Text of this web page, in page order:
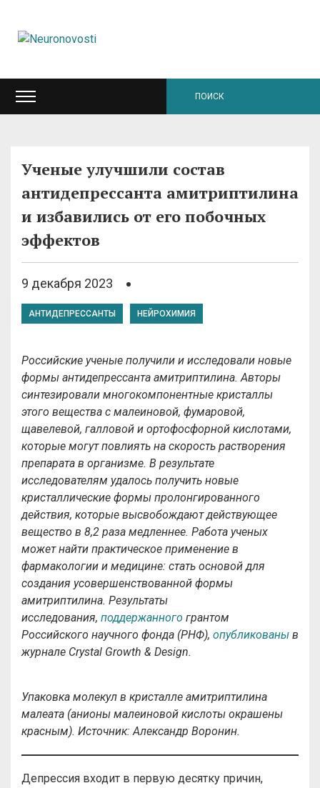
Ученые улучшили состав
антидепрессанта амитриптилина
и избавились от его побочных
эффектов
9 декабря 2023
АНТИДЕПРЕССАНТЫ НЕЙРОХИМИЯ
Российские ученые получили и исследовали новые
формы антидепрессанта амитриптилина. Авторы
синтезировали многокомпонентные кристаллы
этого вещества с малеиновой, фумаровой,
щавелевой, галловой и ортофосфорной кислотами,
которые могут повлиять на скорость растворения
препарата в организме. В результате
исследователям удалось получить новые
кристаллические формы пролонгированного
действия, которые высвобождают действующее
вещество в 8,2 раза медленнее. Работа ученых
может найти практическое применение в
фармакологии и медицине: стать основой для
создания усовершенствованной формы
амитриптилина. Результаты
исследования, поддержанного грантом
Российского научного фонда (РНФ), опубликованы в
журнале Crystal Growth & Design.
Упаковка молекул в кристалле амитриптилина
малеата (анионы малеиновой кислоты окрашены
красным). Источник: Александр Воронин.
Депрессия входит в первую десятку причин,